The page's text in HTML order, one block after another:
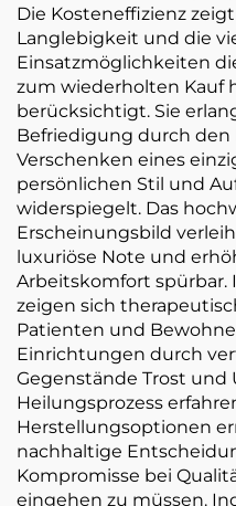
Die Kosteneffizienz
Langlebigkeit und die
Einsatzmöglichkeiten
zum wiederholten Kauf
berücksichtigt. Sie
Befriedigung durch den
Verschenken eines
persönlichen Stil und
widerspiegelt. Das
Erscheinungsbild
luxuriöse Note und
Arbeitskomfort spürbar.
zeigen sich
Patienten und
Einrichtungen durch
Gegenstände Trost
Heilungsprozess
Herstellungsoptionen
nachhaltige
Kompromisse bei
eingehen zu müssen.